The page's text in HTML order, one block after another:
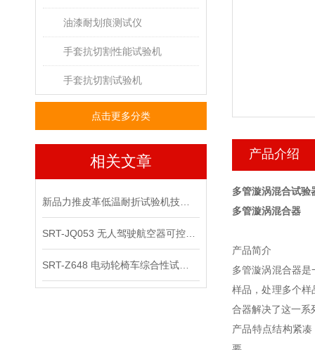
油漆耐划痕测试仪
手套抗切割性能试验机
手套抗切割试验机
点击更多分类
相关文章 产品介绍
多管漩涡混合试验
多管漩涡混合器
产品简介
多管漩涡混合器
样品，处理多个
合器解决了这一系
产品特点结构紧